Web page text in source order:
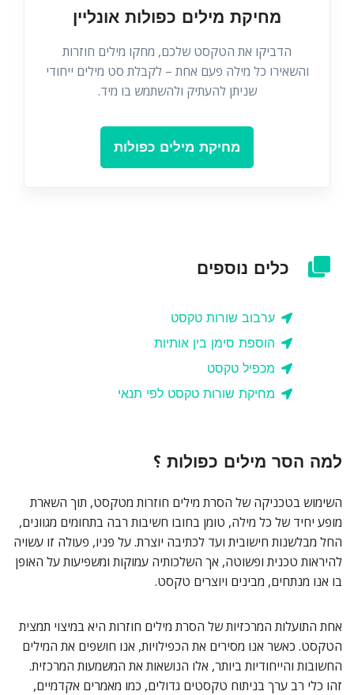
מחיקת מילים כפולות אונליין
הדביקו את הטקסט שלכם, מחקו מילים חוזרות
והשאירו כל מילה פעם אחת – לקבלת סט מילים ייחודי
שניתן להעתיק ולהשתמש בו מיד.
מחיקת מילים כפולות
כלים נוספים
ערבוב שורות טקסט
הוספת סימן בין אותיות
מכפיל טקסט
מחיקת שורות טקסט לפי תנאי
למה הסר מילים כפולות ؟
השימוש בטכניקה של הסרת מילים חוזרות מטקסט, תוך השארת
מופע יחיד של כל מילה, טומן בחובו חשיבות רבה בתחומים מגוונים,
החל מבלשנות חישובית ועד לכתיבה יוצרת. על פניו, פעולה זו עשויה
להיראות טכנית ופשוטה, אך השלכותיה עמוקות ומשפיעות על האופן
בו אנו מנתחים, מבינים ויוצרים טקסט.
אחת התועלות המרכזיות של הסרת מילים חוזרות היא במיצוי תמצית
הטקסט. כאשר אנו מסירים את הכפילויות, אנו חושפים את המילים
החשובות והייחודיות ביותר, אלו הנושאות את המשמעות המרכזית.
זהו כלי רב ערך בניתוח טקסטים גדולים, כמו מאמרים אקדמיים,